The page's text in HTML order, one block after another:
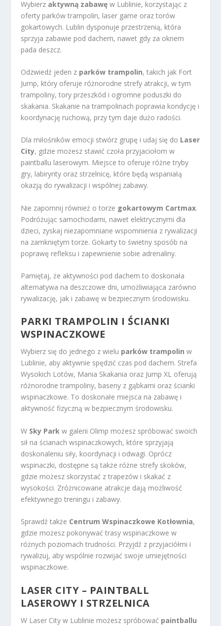
Wybierz aktywną zabawę w Lublinie, korzystając z
oferty parków trampolin, laser game oraz torów
gokartowych. Lublin dysponuje przestrzenią, która
sprzyja zabawie pod dachem, nawet gdy za oknem
pada deszcz.
Odzwiedź jeden z parków trampolin, takich jak Fort
Jump, który oferuje różnorodne strefy atrakcji, w tym
trampoliny, tory przeszkód i ogromne poduszki do
skakania. Skakanie na trampolinach poprawia kondycję i
koordynację ruchową, przy tym daje dużo radości.
Dla miłośników emocji stwórz grupę i udaj się do Laser
City, gdzie możesz stawić czoła przyjaciołom w
paintballu laserowym. Miejsce to oferuje różne tryby
gry, labirynty oraz strzelnicę, które będą wspaniałą
okazją do rywalizacji i wspólnej zabawy.
Nie zapomnij również o torze gokartowym Cartmax.
Podróżując samochodami, nawet elektrycznymi dla
dzieci, zyskaj niezapomniane wspomnienia z rywalizacji
na zamkniętym torze. Gokarty to świetny sposób na
poprawę refleksu i zapewnienie sobie adrenaliny.
Pamiętaj, że aktywności pod dachem to doskonała
alternatywa na deszczowe dni, umożliwiająca zarówno
rywalizację, jak i zabawę w bezpiecznym środowisku.
PARKI TRAMPOLIN I ŚCIANKI
WSPINACZKOWE
Wybierz się do jednego z wielu parków trampolin w
Lublinie, aby aktywnie spędzić czas pod dachem. Strefa
Wysokich Lotów, Mania Skakania oraz Jump XL oferują
różnorodne trampoliny, baseny z gąbkami oraz ścianki
wspinaczkowe. To doskonałe miejsca na zabawę i
aktywność fizyczną w bezpiecznym środowisku.
W Sky Park w galerii Olimp możesz spróbować swoich
sił na ścianach wspinaczkowych, które sprzyjają
doskonaleniu siły, koordynacji i odwagi. Oprócz
wspinaczki, dostępne są także różne strefy skoków,
gdzie możesz skorzystać z trapezów i skakać z
wysokości. Zróżnicowane atrakcje dają możliwość
efektywnego treningu i zabawy.
Sprawdź także Centrum Wspinaczkowe Kotłownia,
gdzie możesz pokonywać trasy wspinaczkowe w
różnych poziomach trudności. Przyjdź z przyjaciółmi i
rywalizuj, aby wspólnie rozwijać swoje umiejętności
wspinaczkowe.
LASER CITY – PAINTBALL
LASEROWY I STRZELNICA
W Laser City w Lublinie możesz spróbować paintballu